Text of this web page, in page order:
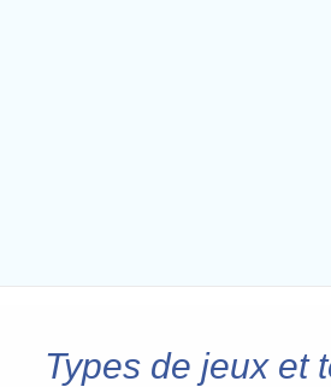
Types de jeux et